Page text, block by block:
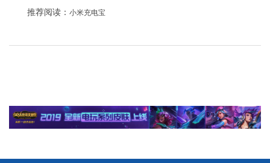
推荐阅读： 小米充电宝